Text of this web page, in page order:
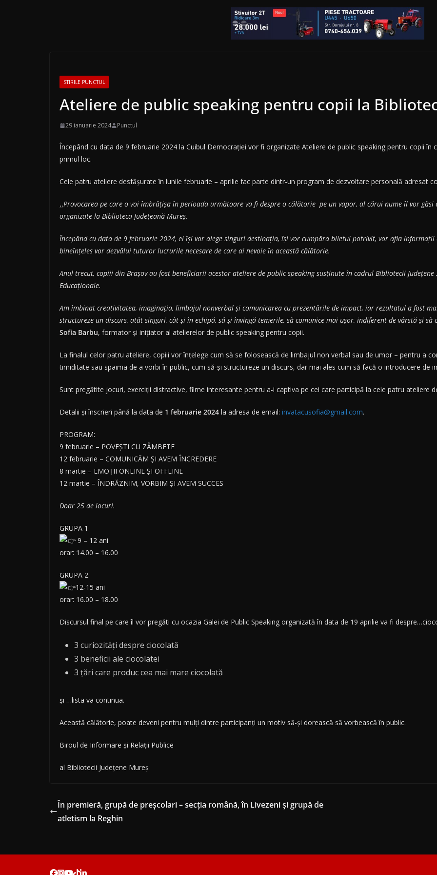
STIRILE PUNCTUL
Ateliere de public speaking pentru copii la
29 ianuarie 2024 Punctul
Începând cu data de 9 februarie 2024 la Cuibul Democrației vor fi organizate Ateliere de public speaking pentru copii în
primul loc.
Cele patru ateliere desfășurate în lunile februarie – aprilie fac parte dintr-un program de dezvoltare personală adresat
,,Provocarea pe care o voi îmbrățișa în perioada următoare va fi despre o călătorie pe un vapor, al cărui nume îl vor
organizate la Biblioteca Județeană Mureș.
Începând cu data de 9 februarie 2024, ei își vor alege singuri destinația, își vor cumpăra biletul potrivit, vor afla
bineînțeles vor dezvălui tuturor lucrurile necesare de care ai nevoie în această călătorie.
Anul trecut, copiii din Brașov au fost beneficiarii acestor ateliere de public speaking susținute în cadrul Bibliotecii Județene
Educaționale.
Am îmbinat creativitatea, imaginația, limbajul nonverbal și comunicarea cu prezentările de impact, iar rezultatul a fost
structureze un discurs, atât singuri, cât și în echipă, să-și învingă temerile, să comunice mai ușor, indiferent de vârstă și să
Sofia Barbu, formator și inițiator al atelierelor de public speaking pentru copii.
La finalul celor patru ateliere, copiii vor înțelege cum să se folosească de limbajul non verbal sau de umor – pentru a
timiditate sau spaima de a vorbi în public, cum să-și structureze un discurs, dar mai ales cum să facă o introducere de
Sunt pregătite jocuri, exerciții distractive, filme interesante pentru a-i captiva pe cei care participă la cele patru ateliere
Detalii și înscrieri până la data de 1 februarie 2024 la adresa de email: invatacusofia@gmail.com.
PROGRAM:
9 februarie – POVEȘTI CU ZÂMBETE
12 februarie – COMUNICĂM ȘI AVEM ÎNCREDERE
8 martie – EMOȚII ONLINE ȘI OFFLINE
12 martie – ÎNDRĂZNIM, VORBIM ȘI AVEM SUCCES
Doar 25 de locuri.
GRUPA 1
9 – 12 ani
orar: 14.00 – 16.00
GRUPA 2
12-15 ani
orar: 16.00 – 18.00
Discursul final pe care îl vor pregăti cu ocazia Galei de Public Speaking organizată în data de 19 aprilie va fi
3 curiozități despre ciocolată
3 beneficii ale ciocolatei
3 țări care produc cea mai mare ciocolată
și …lista va continua.
Această călătorie, poate deveni pentru mulți dintre participanți un motiv să-și dorească să vorbească în public.
Biroul de Informare și Relații Publice
al Bibliotecii Județene Mureș
În premieră, grupă de preșcolari – secția română, în Livezeni și grupă de
atletism la Reghin